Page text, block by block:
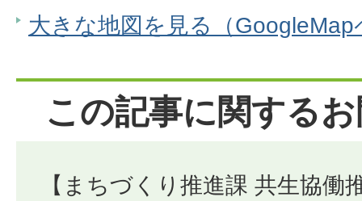
大きな地図を見る（GoogleMap
この記事に関する
【まちづくり推進課 共生協働